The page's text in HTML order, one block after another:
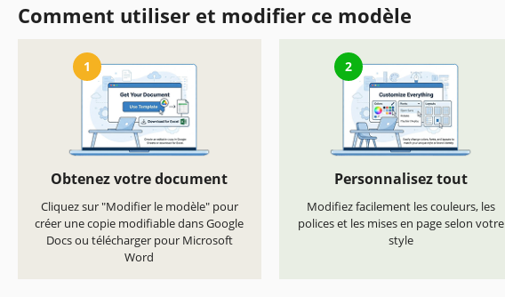
Comment utiliser et modifier ce modèle
1
Obtenez votre document
Cliquez sur "Modifier le modèle" pour
créer une copie modifiable dans Google
Docs ou télécharger pour Microsoft
Word
2
Personnalisez tout
Modifiez facilement les couleurs, les
polices et les mises en page selon votre
style